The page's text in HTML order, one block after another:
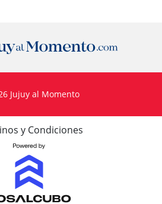
Jujuy al Momento
y Condiciones